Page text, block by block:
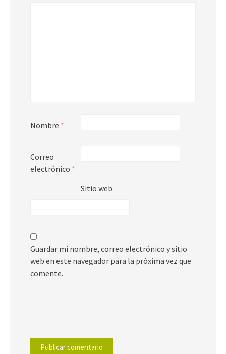
Nombre *
Correo
electrónico *
Sitio web
Guardar mi nombre, correo electrónico y sitio
web en este navegador para la próxima vez que
comente.